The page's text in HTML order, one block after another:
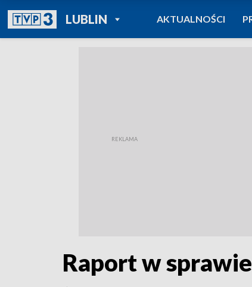
LUBLINPOWRÓT DO
TVP REGIONY
AKTUALNOŚCI
Raport w